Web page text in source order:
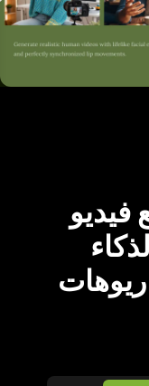
فيديو